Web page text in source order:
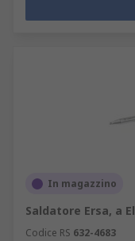
In magazzino
Saldatore Ersa, a
Codice RS 632-4683